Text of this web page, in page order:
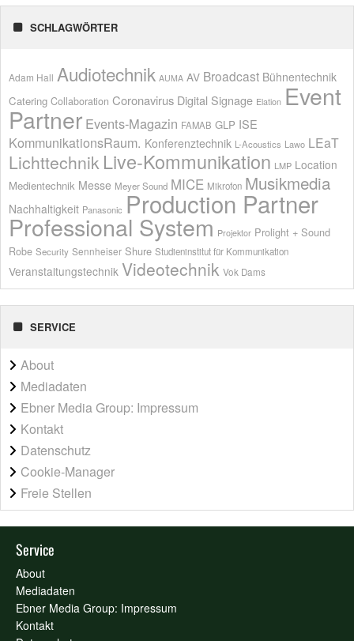
SCHLAGWÖRTER
Adam Hall Audiotechnik AUMA AV Broadcast Bühnentechnik
Catering Collaboration Coronavirus Digital Signage Elation Event
Partner Events-Magazin FAMAB GLP ISE
KommunikationsRaum. Konferenztechnik L-Acoustics Lawo LEaT
Lichttechnik Live-Kommunikation LMP Location
Medientechnik Messe Meyer Sound MICE Mikrofon Musikmedia
Nachhaltigkeit Panasonic Production Partner
Professional System Projektor Prolight + Sound
Robe Security Sennheiser Shure Studieninstitut für Kommunikation
Veranstaltungstechnik Videotechnik Vok Dams
SERVICE
About
Mediadaten
Ebner Media Group: Impressum
Kontakt
Datenschutz
Cookie-Manager
Freie Stellen
Service
About
Mediadaten
Ebner Media Group: Impressum
Kontakt